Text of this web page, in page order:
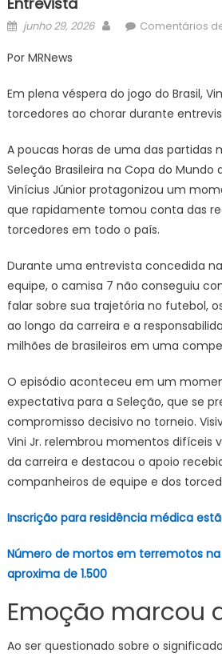
Posted
junho 29, 2026 AuthorComentários
Por MRNews
Em plena véspera do jogo do Brasil,
torcedores ao chorar durante
A poucas horas de uma das partidas
Seleção Brasileira na Copa do Mundo
Vinícius Júnior protagonizou um
que rapidamente tomou conta das
torcedores em todo o país.
Durante uma entrevista concedida
equipe, o camisa 7 não conseguiu
falar sobre sua trajetória no futebol,
ao longo da carreira e a
milhões de brasileiros em uma
O episódio aconteceu em um
expectativa para a Seleção, que se
compromisso decisivo no torneio.
Vini Jr. relembrou momentos difíceis
da carreira e destacou o apoio
companheiros de equipe e dos
Inscrição para residência médica
Número de mortos em terremotos na
aproxima de 1.500
Emoção marcou
Ao ser questionado sobre o